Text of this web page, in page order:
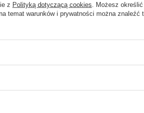
tworzenie stron www)
obróbka zdjęć, media społecznościowe,
z Polityką dotyczącą cookies . Możesz
temat warunków i prywatności można znaleźć